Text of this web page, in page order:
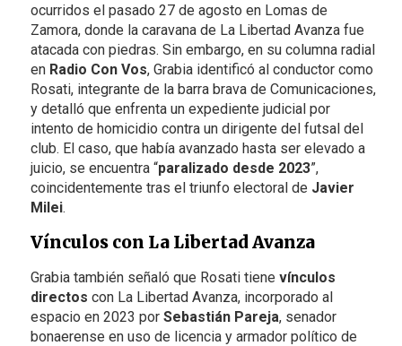
ocurridos el pasado 27 de agosto en Lomas de
Zamora, donde la caravana de La Libertad Avanza fue
atacada con piedras. Sin embargo, en su columna radial
en Radio Con Vos, Grabia identificó al conductor como
Rosati, integrante de la barra brava de Comunicaciones,
y detalló que enfrenta un expediente judicial por
intento de homicidio contra un dirigente del futsal del
club. El caso, que había avanzado hasta ser elevado a
juicio, se encuentra “paralizado desde 2023”,
coincidentemente tras el triunfo electoral de Javier
Milei.
Vínculos con La Libertad Avanza
Grabia también señaló que Rosati tiene vínculos
directos con La Libertad Avanza, incorporado al
espacio en 2023 por Sebastián Pareja, senador
bonaerense en uso de licencia y armador político de